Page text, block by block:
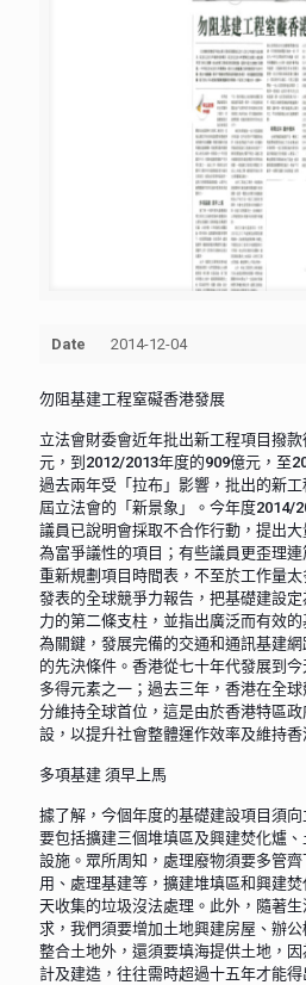
Date 2014-12-04
勿阻基建工程窒礙香港發展
立法會財委會近年批出新工程項目撥
元，到2012/2013年度的909億元，至
過去兩年受「拉布」影響，批出的新
屆立法會的「新景象」。今年度2014/
議員已說明會採取不合作行動，提出
為富爭議性的項目；有些議員更歪理
重新規劃項目時間表，不至於工作量
發表的全球競爭力報告，把基礎建設
力的第二條支柱，並指出廣泛而有效
為關鍵，發展完備的交通和通訊基建
的先決條件。香港從七十年代發展到
多得元素之一；過去三年，香港在全
分維持全球首位，這是由於香港特區
設，以提升社會整體運作效率及維持香
多項基建 須早上馬
據了解，今個年度的基礎建設項目須
要包括擴建三個堆填區及興建焚化爐
設施。眾所周知，處理廢物須要多管
用、處理基建等，擴建堆填區和興建
天收集的垃圾沒法處理。此外，隨著
求，我們須要增加土地興建房屋、辦
整合土地外，還須要填海提供土地，
計及建造，往往需時超過十五年才能